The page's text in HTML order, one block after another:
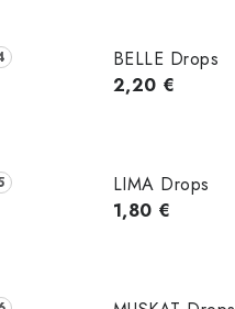
BELLE Drops
2,20 €
LIMA Drops
1,80 €